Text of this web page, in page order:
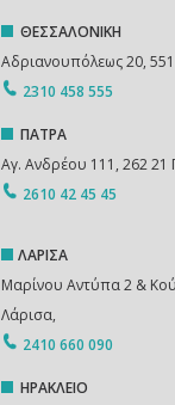
ΘΕΣΣΑΛΟΝΙΚΗ
Αδριανουπόλεως 20,
2310 458 555
ΠΑΤΡΑ
Αγ. Ανδρέου 111, 262 21
2610 42 45 45
ΛΑΡΙΣΑ
Μαρίνου Αντύπα 2 &
Λάρισα,
2410 660 090
ΗΡΑΚΛΕΙΟ